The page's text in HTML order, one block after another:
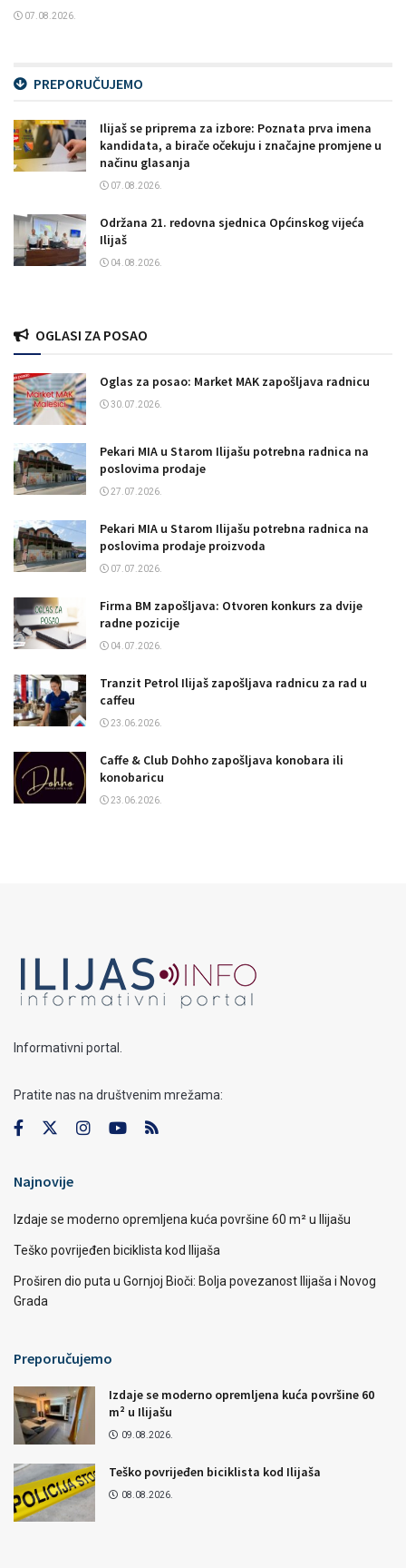
07.08.2026.
PREPORUČUJEMO
Ilijaš se priprema za izbore: Poznata prva imena
kandidata, a birače očekuju i značajne promjene u
načinu glasanja
07.08.2026.
Održana 21. redovna sjednica Općinskog vijeća
Ilijaš
04.08.2026.
OGLASI ZA POSAO
Oglas za posao: Market MAK zapošljava radnicu
30.07.2026.
Pekari MIA u Starom Ilijašu potrebna radnica na
poslovima prodaje
27.07.2026.
Pekari MIA u Starom Ilijašu potrebna radnica na
poslovima prodaje proizvoda
07.07.2026.
Firma BM zapošljava: Otvoren konkurs za dvije
radne pozicije
04.07.2026.
Tranzit Petrol Ilijaš zapošljava radnicu za rad u
caffeu
23.06.2026.
Caffe & Club Dohho zapošljava konobara ili
konobaricu
23.06.2026.
Informativni portal.
Pratite nas na društvenim mrežama:
Najnovije
Izdaje se moderno opremljena kuća površine 60 m² u Ilijašu
Teško povrijeđen biciklista kod Ilijaša
Proširen dio puta u Gornjoj Bioči: Bolja povezanost Ilijaša i Novog
Grada
Preporučujemo
Izdaje se moderno opremljena kuća površine 60
m² u Ilijašu
09.08.2026.
Teško povrijeđen biciklista kod Ilijaša
08.08.2026.